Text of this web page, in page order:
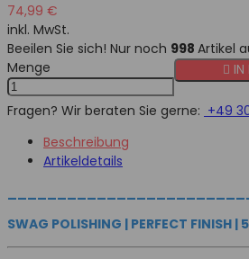
74,99 €
inkl. MwSt.
Beeilen Sie sich! Nur noch 998 Artikel
Menge
 IN
Fragen? Wir beraten Sie gerne: +49
Beschreibung
Artikeldetails
SWAG POLISHING | PERFECT FINISH |